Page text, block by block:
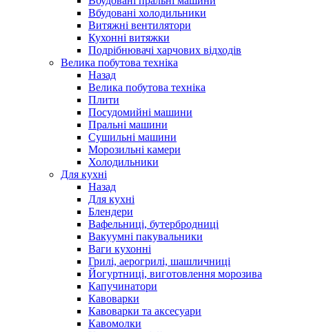
Вбудовані холодильники
Витяжні вентилятори
Кухонні витяжки
Подрібнювачі харчових відходів
Велика побутова техніка
Назад
Велика побутова техніка
Плити
Посудомийні машини
Пральні машини
Сушильні машини
Морозильні камери
Холодильники
Для кухні
Назад
Для кухні
Блендери
Вафельниці, бутербродниці
Вакуумні пакувальники
Ваги кухонні
Грилі, аерогрилі, шашличниці
Йогуртниці, виготовлення морозива
Капучинатори
Кавоварки
Кавоварки та аксесуари
Кавомолки